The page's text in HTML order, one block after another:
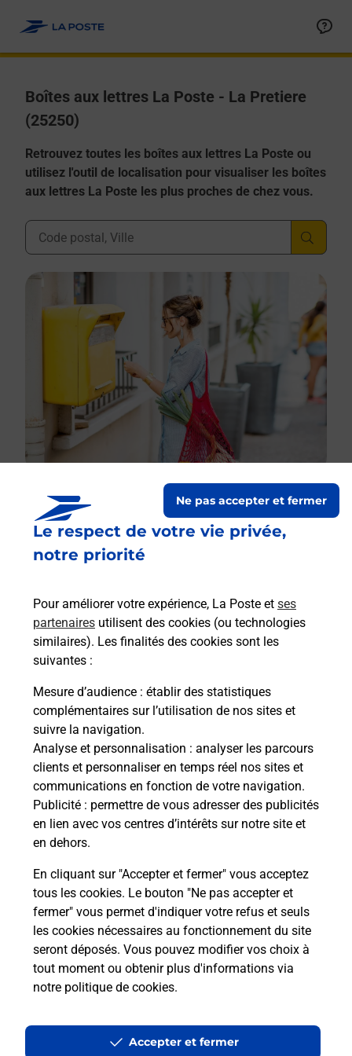
Le respect de votre vie privée,
notre priorité
Pour améliorer votre expérience, La Poste et ses
partenaires utilisent des cookies (ou technologies
similaires). Les finalités des cookies sont les
suivantes :
Mesure d’audience : établir des statistiques
complémentaires sur l’utilisation de nos sites et
suivre la navigation.
Analyse et personnalisation : analyser les parcours
clients et personnaliser en temps réel nos sites et
communications en fonction de votre navigation.
Publicité : permettre de vous adresser des publicités
en lien avec vos centres d’intérêts sur notre site et
en dehors.
En cliquant sur "Accepter et fermer" vous acceptez
tous les cookies. Le bouton "Ne pas accepter et
fermer" vous permet d'indiquer votre refus et seuls
les cookies nécessaires au fonctionnement du site
seront déposés. Vous pouvez modifier vos choix à
tout moment ou obtenir plus d'informations via
notre politique de cookies.
Ne pas accepter et fermer
Accepter et fermer
Boîtes aux lettres La Poste - La Pretiere
(25250)
Retrouvez toutes les boîtes aux lettres La Poste ou
utilisez l'outil de localisation pour visualiser les boîtes
aux lettres La Poste les plus proches de chez vous.
Ville, Département, Code Postal
Boîte aux lettres La Poste
10 Rue Du Doubs
25250 La Pretiere
Le lien s'ouvre dans un nouvel onglet
Boîte aux lettres La Poste
Prochaine collecte du courrierlundià 09h00
19 Rue Du Doubs
25250 La Pretiere
Le lien s'ouvre dans un nouvel onglet
Localiser Liste Boîtes aux lettres Doubs La Pretiere
Accessibilité : partiellement conforme